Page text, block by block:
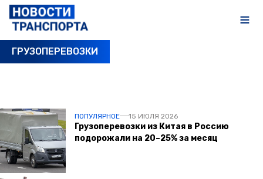
ГРУЗОПЕРЕВОЗКИ
ПОПУЛЯРНОЕ 15 ИЮЛЯ 2026
Грузоперевозки из Китая в Россию
подорожали на 20–25% за месяц